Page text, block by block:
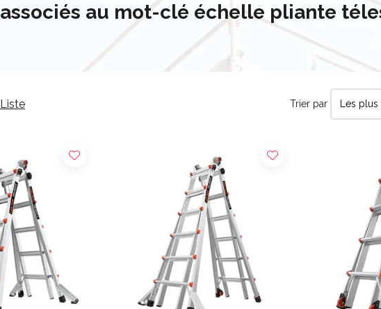
au mot-clé échelle pliante
Liste Trier par